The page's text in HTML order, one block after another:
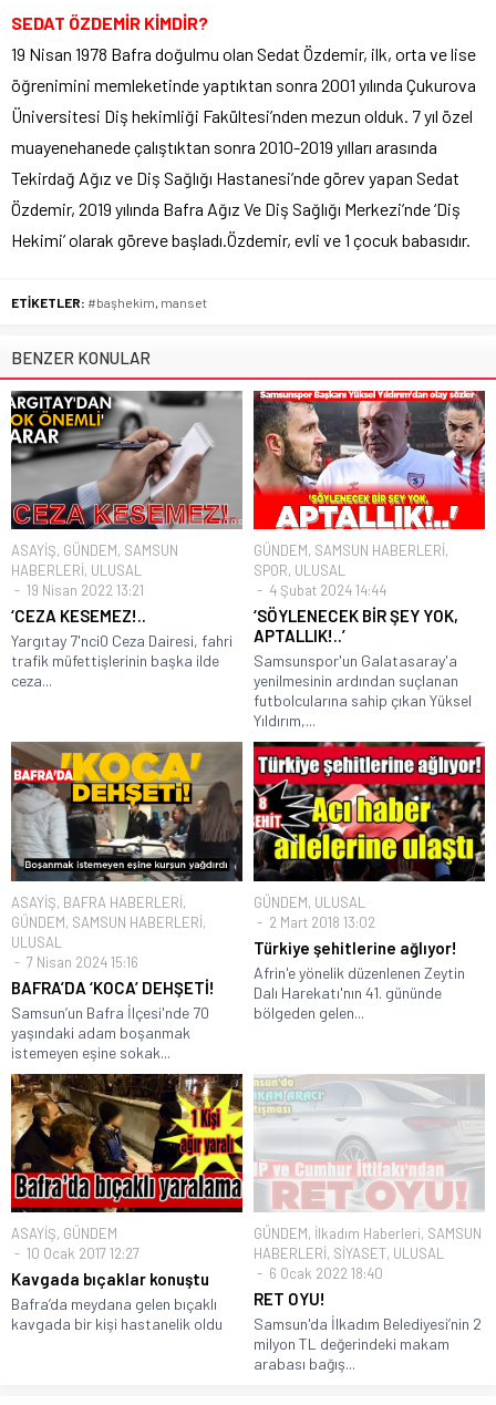
SEDAT ÖZDEMİR KİMDİR?
19 Nisan 1978 Bafra doğulmu olan Sedat Özdemir, ilk, orta ve lise
öğrenimini memleketinde yaptıktan sonra 2001 yılında Çukurova
Üniversitesi Diş hekimliği Fakültesi’nden mezun olduk. 7 yıl özel
muayenehanede çalıştıktan sonra 2010-2019 yılları arasında
Tekirdağ Ağız ve Diş Sağlığı Hastanesi’nde görev yapan Sedat
Özdemir, 2019 yılında Bafra Ağız Ve Diş Sağlığı Merkezi’nde ‘Diş
Hekimi’ olarak göreve başladı.Özdemir, evli ve 1 çocuk babasıdır.
ETİKETLER: #başhekim, manset
BENZER KONULAR
ASAYİŞ, GÜNDEM, SAMSUN
HABERLERİ, ULUSAL
19 Nisan 2022 13:21
‘CEZA KESEMEZ!..
Yargıtay 7'nci0 Ceza Dairesi, fahri
trafik müfettişlerinin başka ilde
ceza...
GÜNDEM, SAMSUN HABERLERİ,
SPOR, ULUSAL
4 Şubat 2024 14:44
‘SÖYLENECEK BİR ŞEY YOK,
APTALLIK!..’
Samsunspor'un Galatasaray'a
yenilmesinin ardından suçlanan
futbolcularına sahip çıkan Yüksel
Yıldırım,...
ASAYİŞ, BAFRA HABERLERİ,
GÜNDEM, SAMSUN HABERLERİ,
ULUSAL
7 Nisan 2024 15:16
BAFRA’DA ‘KOCA’ DEHŞETİ!
Samsun’un Bafra İlçesi'nde 70
yaşındaki adam boşanmak
istemeyen eşine sokak...
GÜNDEM, ULUSAL
2 Mart 2018 13:02
Türkiye şehitlerine ağlıyor!
Afrin'e yönelik düzenlenen Zeytin
Dalı Harekatı'nın 41. gününde
bölgeden gelen...
ASAYİŞ, GÜNDEM
10 Ocak 2017 12:27
Kavgada bıçaklar konuştu
Bafra’da meydana gelen bıçaklı
kavgada bir kişi hastanelik oldu
GÜNDEM, İlkadım Haberleri, SAMSUN
HABERLERİ, SİYASET, ULUSAL
6 Ocak 2022 18:40
RET OYU!
Samsun'da İlkadım Belediyesi’nin 2
milyon TL değerindeki makam
arabası bağış...